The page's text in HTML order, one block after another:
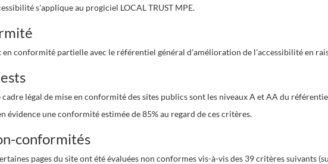
s'applique au progiciel LOCAL TRUST MPE.
en conformité partielle avec le référentiel général d'amélioration de l'accessibilité en
cadre légal de mise en conformité des sites publics sont les niveaux A et AA du
évidence une conformité estimée de 85% au regard de ces critères.
conformités
pages du site ont été évaluées non conformes vis-à-vis des 39 critères suivants